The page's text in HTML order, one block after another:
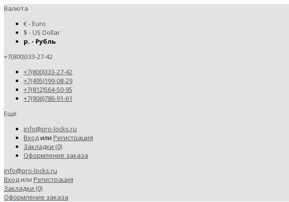
Валюта
€ - Euro
$ - US Dollar
р. - Рубль
+7(800)333-27-42
+7(800)333-27-42
+7(495)199-08-29
+7(812)564-50-95
+7(906)786-91-61
Ещё
info@pro-locks.ru
Входили Регистрация
Закладки (0)
Оформление заказа
info@pro-locks.ru
Вход или Регистрация
Закладки (0)
Оформление заказа